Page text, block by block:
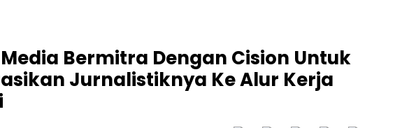
Bermitra Dengan Cision Untuk
Jurnalistiknya Ke Alur Kerja